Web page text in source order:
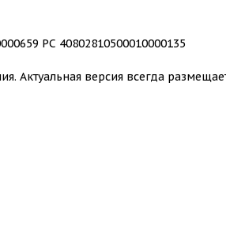
РС 40802810500010000135
Актуальная версия всегда